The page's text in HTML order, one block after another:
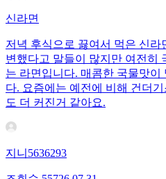
신라면
저녁 후식으로 끓여서 먹은 신라
변했다고 말들이 많지만 여전히
는 라면입니다. 매콤한 국물맛이
다. 요즘에는 예전에 비해 건더
도 더 커진거 같아요.
지니5636293